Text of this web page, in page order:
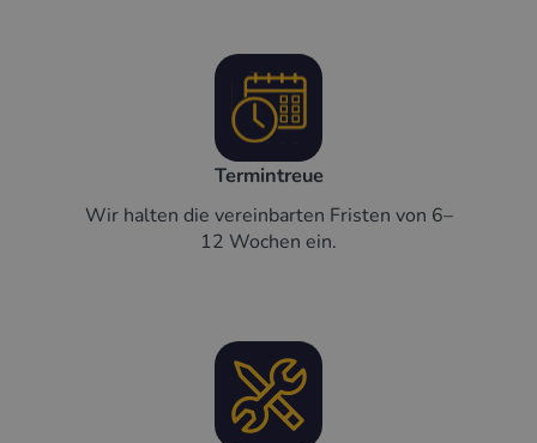
Termintreue
Wir halten die vereinbarten Fristen von 6–
12 Wochen ein.